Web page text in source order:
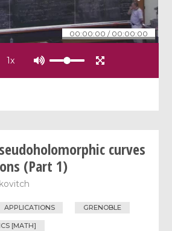
00:00:00 / 00:00:00
1x
curves
(Part 1)
APPLICATIONS GRENOBLE
[MATH]